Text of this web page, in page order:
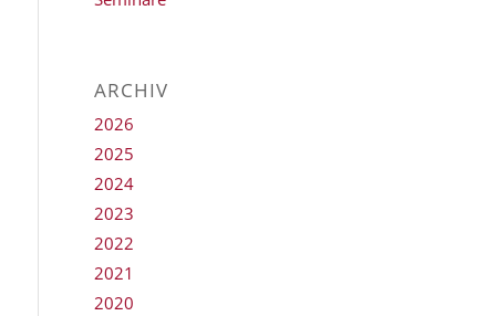
ARCHIV
2026
2025
2024
2023
2022
2021
2020